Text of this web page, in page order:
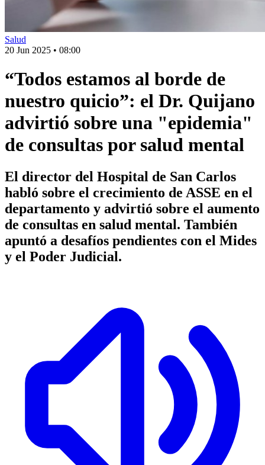
Salud
20 Jun 2025 • 08:00
“Todos estamos al borde de
nuestro quicio”: el Dr. Quijano
advirtió sobre una "epidemia"
de consultas por salud mental
El director del Hospital de San Carlos
habló sobre el crecimiento de ASSE en el
departamento y advirtió sobre el aumento
de consultas en salud mental. También
apuntó a desafíos pendientes con el Mides
y el Poder Judicial.